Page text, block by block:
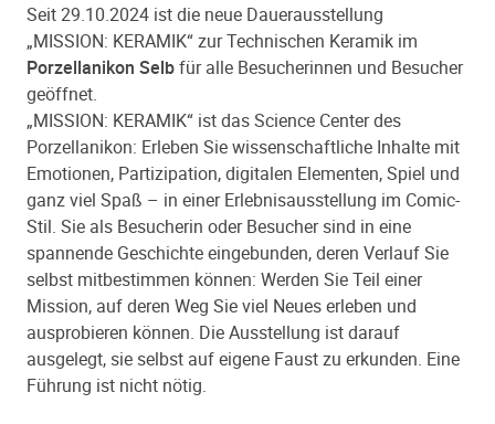
Seit 29.10.2024 ist die neue Dauerausstellung
„MISSION: KERAMIK“ zur Technischen Keramik im
Porzellanikon Selbfür alle Besucherinnen und Besucher
geöffnet.
„MISSION: KERAMIK“ ist das Science Center des
Porzellanikon: Erleben Sie wissenschaftliche Inhalte mit
Emotionen, Partizipation, digitalen Elementen, Spiel und
ganz viel Spaß – in einer Erlebnisausstellung im Comic-
Stil. Sie als Besucherin oder Besucher sind in eine
spannende Geschichte eingebunden, deren Verlauf Sie
selbst mitbestimmen können: Werden Sie Teil einer
Mission, auf deren Weg Sie viel Neues erleben und
ausprobieren können. Die Ausstellung ist darauf
ausgelegt, sie selbst auf eigene Faust zu erkunden. Eine
Führung ist nicht nötig.